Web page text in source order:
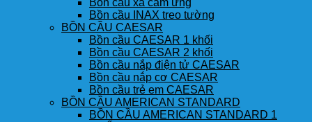
Bồn cầu xả cảm ứng
Bồn cầu INAX treo tường
BỒN CẦU CAESAR
Bồn cầu CAESAR 1 khối
Bồn cầu CAESAR 2 khối
Bồn cầu nắp điện tử CAESAR
Bồn cầu nắp cơ CAESAR
Bồn cầu trẻ em CAESAR
BỒN CẦU AMERICAN STANDARD
BỒN CẦU AMERICAN STANDARD 1